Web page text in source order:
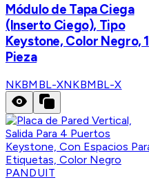
Módulo de Tapa Ciega
(Inserto Ciego), Tipo
Keystone, Color Negro, 1
Pieza
NKBMBL-XNKBMBL-X
PANDUIT